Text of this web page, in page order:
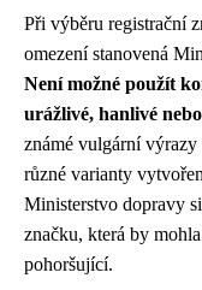
Při výběru registrační
omezení stanovená
Není možné použít
urážlivé, hanlivé
známé vulgární
různé varianty
Ministerstvo dopravy
značku, která by
pohoršující.